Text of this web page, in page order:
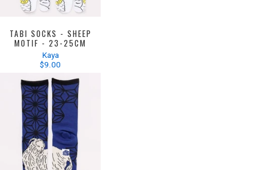
TABI SOCKS - SHEEP
MOTIF - 23-25CM
Kaya
$9.00